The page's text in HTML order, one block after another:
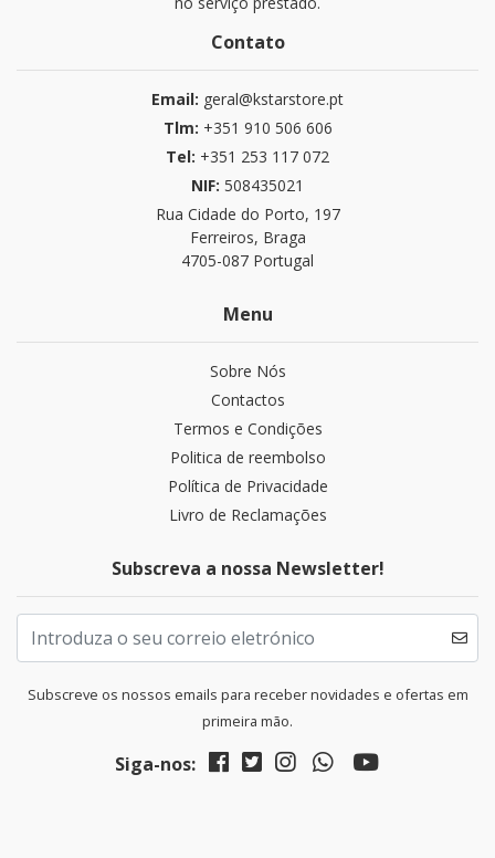
Contato
Email: geral@kstarstore.pt
Tlm: +351 910 506 606
Tel: +351 253 117 072
NIF: 508435021
Rua Cidade do Porto, 197
Ferreiros, Braga
4705-087 Portugal
Menu
Sobre Nós
Contactos
Termos e Condições
Politica de reembolso
Política de Privacidade
Livro de Reclamações
Subscreva a nossa Newsletter!
Subscreve os nossos emails para receber novidades e ofertas em
primeira mão.
Siga-nos: